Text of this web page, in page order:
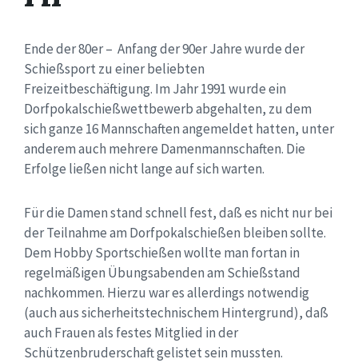
Ende der 80er – Anfang der 90er Jahre wurde der
Schießsport zu einer beliebten
Freizeitbeschäftigung. Im Jahr 1991 wurde ein
Dorfpokalschießwettbewerb abgehalten, zu dem
sich ganze 16 Mannschaften angemeldet hatten, unter
anderem auch mehrere Damenmannschaften. Die
Erfolge ließen nicht lange auf sich warten.
Für die Damen stand schnell fest, daß es nicht nur bei
der Teilnahme am Dorfpokalschießen bleiben sollte.
Dem Hobby Sportschießen wollte man fortan in
regelmäßigen Übungsabenden am Schießstand
nachkommen. Hierzu war es allerdings notwendig
(auch aus sicherheitstechnischem Hintergrund), daß
auch Frauen als festes Mitglied in der
Schützenbruderschaft gelistet sein mussten.